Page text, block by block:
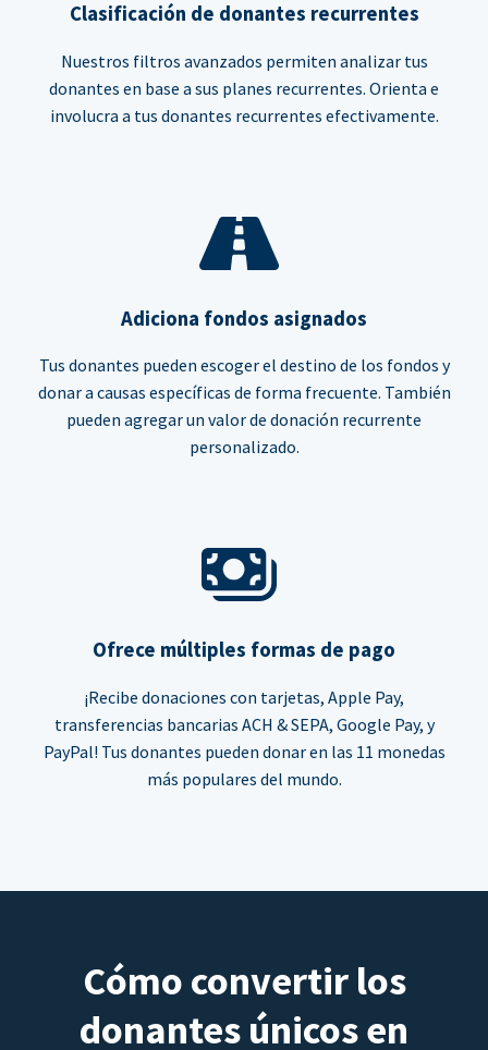
Clasificación de donantes recurrentes
Nuestros filtros avanzados permiten analizar tus
donantes en base a sus planes recurrentes. Orienta e
involucra a tus donantes recurrentes efectivamente.
Adiciona fondos asignados
Tus donantes pueden escoger el destino de los fondos y
donar a causas específicas de forma frecuente. También
pueden agregar un valor de donación recurrente
personalizado.
Ofrece múltiples formas de pago
¡Recibe donaciones con tarjetas, Apple Pay,
transferencias bancarias ACH & SEPA, Google Pay, y
PayPal! Tus donantes pueden donar en las 11 monedas
más populares del mundo.
Cómo convertir los
donantes únicos en